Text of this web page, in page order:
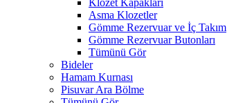
Klozet Kapakları
Asma Klozetler
Gömme Rezervuar ve İç Takım
Gömme Rezervuar Butonları
Tümünü Gör
Bideler
Hamam Kurnası
Pisuvar Ara Bölme